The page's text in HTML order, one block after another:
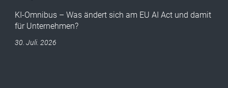
KI-Omnibus – Was ändert sich am EU AI Act und damit
für Unternehmen?
30. Juli. 2026